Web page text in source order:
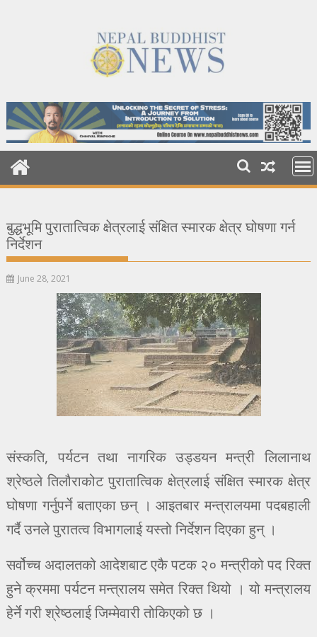
बुद्धभूमि पुरातात्विक क्षेत्रलाई संक्षित स्मारक क्षेत्र घोषणा गर्न
निर्देशन
June 28, 2021
संस्कति, पर्यटन तथा नागरिक उड्डयन मन्त्री लिलानाथ
श्रेष्ठले तिलौराकोट पुरातात्विक क्षेत्रलाई संक्षित स्मारक क्षेत्र
घोषणा गर्नुपर्ने बताएका छन् । आइतबार मन्त्रालयमा पदबहाली
गर्दै उनले पुरातत्व विभागलाई यस्तो निर्देशन दिएका हुन् ।
सर्वोच्च अदालतको आदेशबाट एकै पटक २० मन्त्रीको पद रिक्त
हुने क्रममा पर्यटन मन्त्रालय समेत रिक्त थियो । यो मन्त्रालय
हेर्ने गरी श्रेष्ठलाई जिम्मेवारी तोकिएको छ ।